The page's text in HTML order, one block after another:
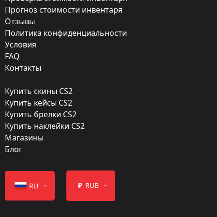
Прямо с завода
Осенний фасон
Finish catalog:
1061
Популярность:
85 %
Прогноз стоимости инвентаря
Отзывы
Политика конфиденциальности
Условия
FAQ
Контакты
Купить скины CS2
Купить кейсы CS2
Купить брелки CS2
Купить наклейки CS2
Магазины
Блог
RU ₽ RUB